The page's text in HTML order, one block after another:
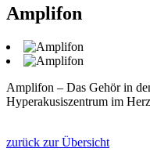
Amplifon
Amplifon – Das Gehör in
Hyperakusiszentrum im
zurück zur Übersicht